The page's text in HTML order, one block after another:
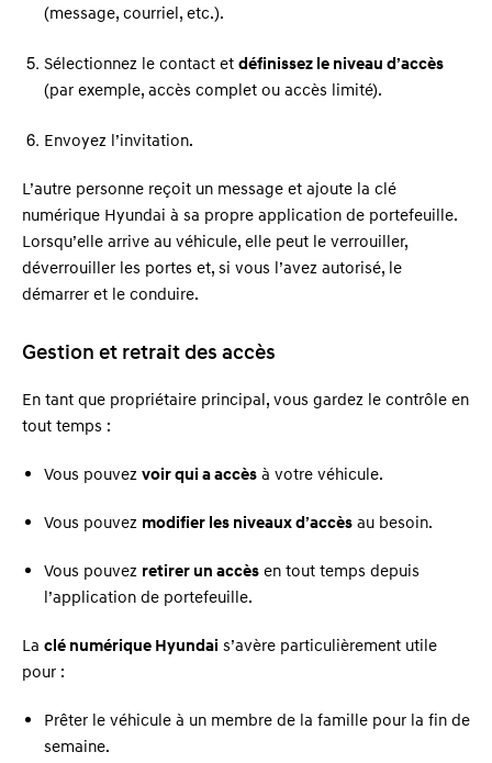
(message, courriel, etc.).
Sélectionnez le contact et définissez le niveau d’accès
(par exemple, accès complet ou accès limité).
Envoyez l’invitation.
L’autre personne reçoit un message et ajoute la clé
numérique Hyundai à sa propre application de portefeuille.
Lorsqu’elle arrive au véhicule, elle peut le verrouiller,
déverrouiller les portes et, si vous l’avez autorisé, le
démarrer et le conduire.
Gestion et retrait des accès
En tant que propriétaire principal, vous gardez le contrôle en
tout temps :
Vous pouvez voir qui a accès à votre véhicule.
Vous pouvez modifier les niveaux d’accès au besoin.
Vous pouvez retirer un accès en tout temps depuis
l’application de portefeuille.
La clé numérique Hyundai s’avère particulièrement utile
pour :
Prêter le véhicule à un membre de la famille pour la fin de
semaine.